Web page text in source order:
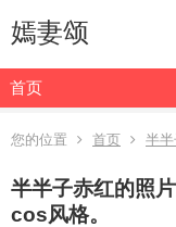
嫣妻颂
首页
您的位置 首页 半半
半半子赤红的照
cos风格。